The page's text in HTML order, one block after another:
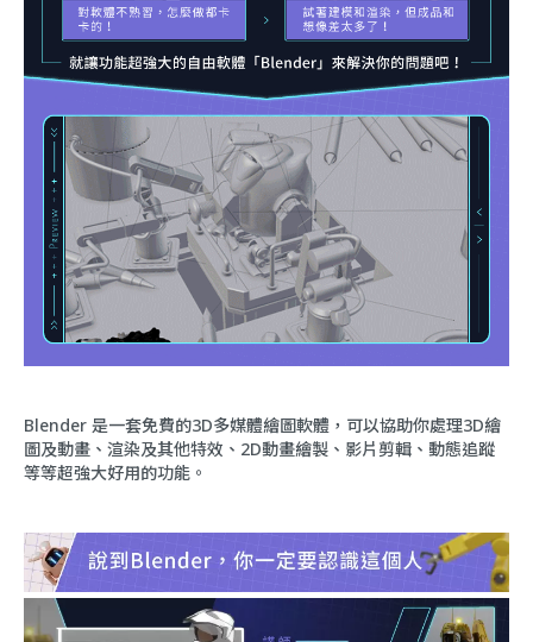
Blender 是一套免費的3D多媒體繪圖軟體，可以協助你處理3D繪
圖及動畫、渲染及其他特效、2D動畫繪製、影片剪輯、動態追蹤
等等超強大好用的功能。